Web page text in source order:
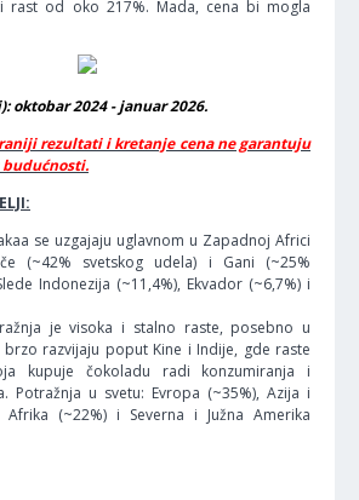
rast od oko 217%. Mada, cena bi mogla
oktobar 2024 - januar 2026.
rezultati i kretanje cena ne garantuju
budućnosti.
se uzgajaju uglavnom u Zapadnoj Africi
(~42% svetskog udela) i Gani (~25%
Indonezija (~11,4%), Ekvador (~6,7%) i
je visoka i stalno raste, posebno u
brzo razvijaju poput Kine i Indije, gde raste
kupuje čokoladu radi konzumiranja i
Potražnja u svetu: Evropa (~35%), Azija i
Afrika (~22%) i Severna i Južna Amerika